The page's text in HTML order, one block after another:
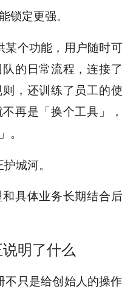
锁定更强。
某个功能，用户随时可
的日常流程，连接了
，还训练了员工的使
再是「换个工具」，
。
城河。
具体业务长期结合后
明了什么
不只是给创始人的操作